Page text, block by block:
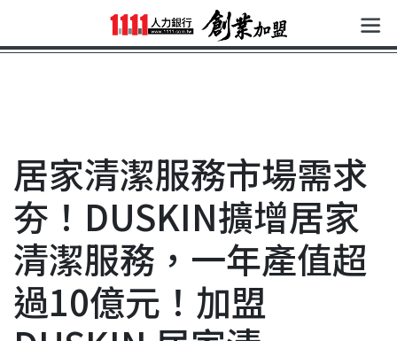
居家清潔服務市場需求
夯！DUSKIN擴增居家
清潔服務，一年產值超
過10億元！加盟